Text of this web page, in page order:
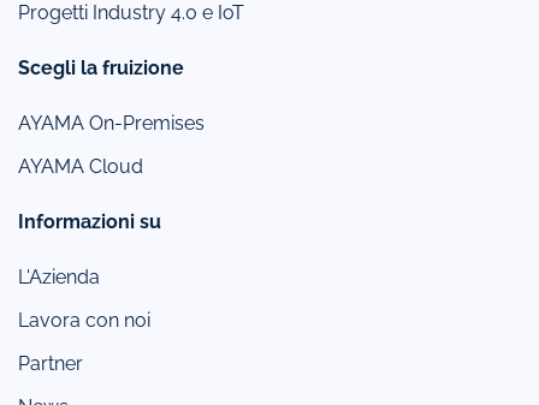
Progetti Industry 4.0 e IoT
Scegli la fruizione
AYAMA On-Premises
AYAMA Cloud
Informazioni su
L'Azienda
Lavora con noi
Partner